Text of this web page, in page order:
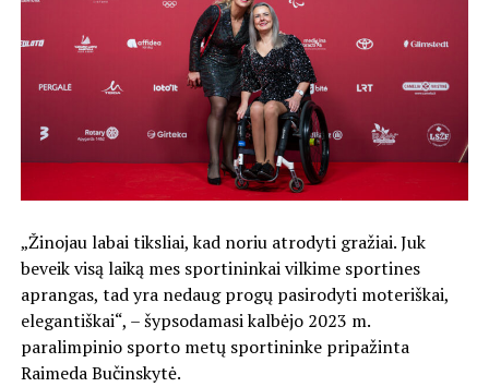
„Žinojau labai tiksliai, kad noriu atrodyti gražiai. Juk
beveik visą laiką mes sportininkai vilkime sportines
aprangas, tad yra nedaug progų pasirodyti moteriškai,
elegantiškai“, – šypsodamasi kalbėjo 2023 m.
paralimpinio sporto metų sportininke pripažinta
Raimeda Bučinskytė.